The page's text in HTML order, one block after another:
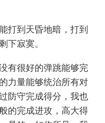
到天昏地暗，打到
下寂寞。
很好的弹跳能够完
力量能够统治所有对
防守完成得分，我也
的完成进攻，高大得